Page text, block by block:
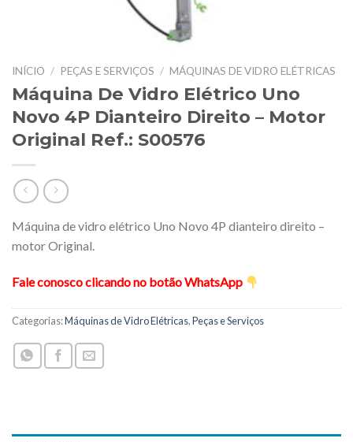
INÍCIO / PEÇAS E SERVIÇOS / MÁQUINAS DE VIDRO ELÉTRICAS
Máquina De Vidro Elétrico Uno
Novo 4P Dianteiro Direito – Motor
Original Ref.: S00576
Máquina de vidro elétrico Uno Novo 4P dianteiro direito –
motor Original.
Fale conosco clicando no botão WhatsApp
Categorias:Máquinas de Vidro Elétricas,Peças e Serviços